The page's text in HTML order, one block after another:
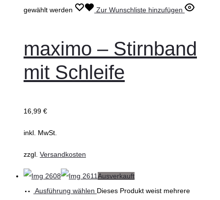
gewählt werden
Zur Wunschliste hinzufügen
maximo – Stirnband
mit Schleife
16,99 €
inkl. MwSt.
zzgl. Versandkosten
Ausverkauft
Ausführung wählen Dieses Produkt weist mehrere